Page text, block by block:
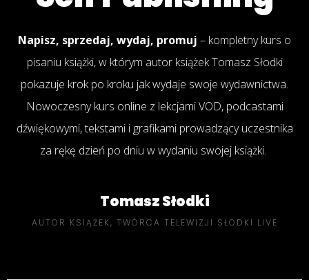
Napisz, sprzedaj, wydaj, promuj – kompletny kurs o
pisaniu książki, w którym autor książek Tomasz Słodki
pokazuje krok po kroku jak wydaje swoje wydawnictwa.
Nowoczesny kurs online z lekcjami VOD, podcastami
dźwiękowymi, tekstami i grafikami prowadzący uczestnika
za rękę dzień po dniu w wydaniu swojej książki.
Tomasz Słodki
AUTOR KSIĄŻEK, TWÓRCA TELEWIZJI SŁODKI LIVE